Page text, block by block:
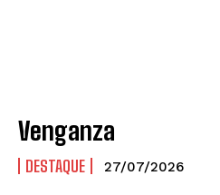
Venganza
DESTAQUE 27/07/2026